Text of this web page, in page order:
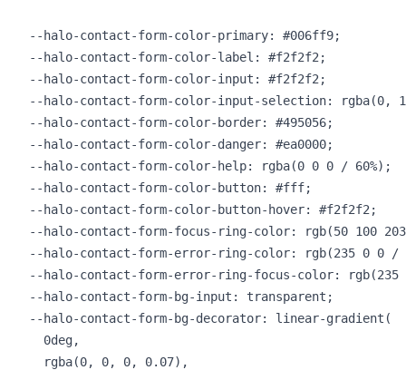
  --halo-contact-form-color-primary: #006ff9;
  --halo-contact-form-color-label: #f2f2f2;
  --halo-contact-form-color-input: #f2f2f2;
--halo-contact-form-color-input-selection: rgba(0,
  --halo-contact-form-color-border: #495056;
  --halo-contact-form-color-danger: #ea0000;
  --halo-contact-form-color-help: rgba(0 0 0 / 60%);
  --halo-contact-form-color-button: #fff;
  --halo-contact-form-color-button-hover: #f2f2f2;
--halo-contact-form-focus-ring-color: rgb(50 100
--halo-contact-form-error-ring-color: rgb(235 0 0 /
--halo-contact-form-error-ring-focus-color: rgb(235
  --halo-contact-form-bg-input: transparent;
  --halo-contact-form-bg-decorator: linear-gradient(
    0deg,
    rgba(0, 0, 0, 0.07),